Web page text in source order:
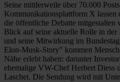
Seine mittlerweile über 70.000
Kommunikationsplattform X lassen
die öffentliche Debatte
Blick auf seine aktuelle Rolle in
und seine Mitwirkung im
Elon-Musk-Story" kommen
Nähe erlebt haben: darunter
ehemalige VW-Chef Herbert
Laschet. Die Sendung wird mit